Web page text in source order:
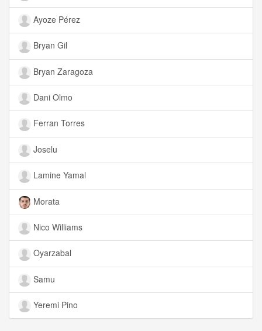
Ayoze Pérez
Bryan Gil
Bryan Zaragoza
Dani Olmo
Ferran Torres
Joselu
Lamine Yamal
Morata
Nico Williams
Oyarzabal
Samu
Yeremi Pino